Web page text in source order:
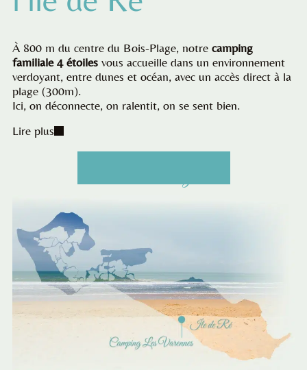
À 800 m du centre du Bois-Plage, notre camping
familiale 4 étoilesvous accueille dans un environnement
verdoyant, entre dunes et océan, avec un accès direct à la
plage (300m).
Ici, on déconnecte, on ralentit, on se sent bien.
Lire plus